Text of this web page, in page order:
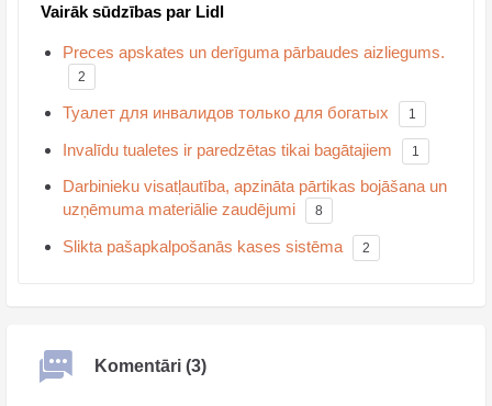
Vairāk sūdzības par Lidl
Preces apskates un derīguma pārbaudes aizliegums.
2
Туалет для инвалидов только для богатых 1
Invalīdu tualetes ir paredzētas tikai bagātajiem 1
Darbinieku visatļautība, apzināta pārtikas bojāšana un
uzņēmuma materiālie zaudējumi
8
Slikta pašapkalpošanās kases sistēma 2
Komentāri (3)